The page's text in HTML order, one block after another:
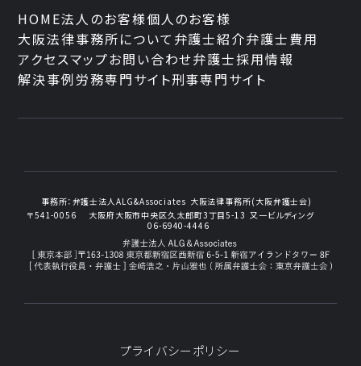
HOME法人のお客様個人のお客様
大阪法律事務所について 弁護士紹介弁護士費用
アクセスマップお問い合わせ弁護士採用情報
解決事例労務専門サイト刑事専門サイト
事務所： 弁護士法人ALG&Associates 大阪法律事務所(大阪弁護士会)
〒541-0056
大阪府大阪市中央区久太郎町3丁目5-13 又一ビルディング
06-6940-4446
プライバシーポリシー